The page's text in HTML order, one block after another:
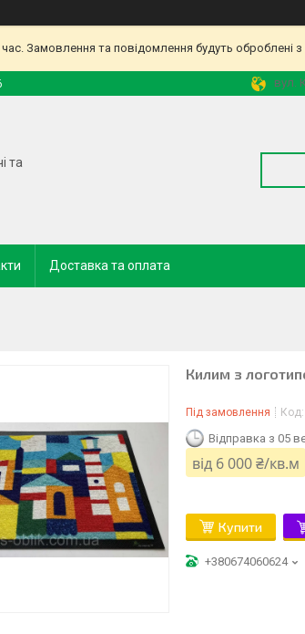
час. Замовлення та повідомлення будуть оброблені
вул.
та
Доставка та оплата
Килим з
Під замовлення Код:
Відправка з 05
від 6 000 ₴/кв.м
Купити
+380674060624